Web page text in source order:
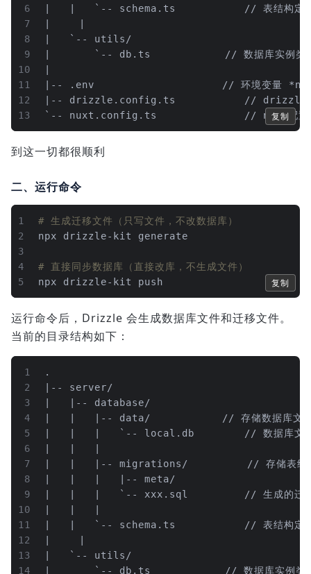
6
7
8
9
10
11
12
13
|   |   `-- schema.ts			// 表
|   `-- utils/
|       `-- db.ts			    // 数据库实
|-- .env						// 环境变量
|-- drizzle.config.ts			//
`-- nuxt.config.ts				//
复制
到这一切都很顺利
二、运行命令
1
2
3
4
5
# 生成迁移文件（只写文件，不改数据库）
npx drizzle-kit generate
# 直接同步数据库（直接改库，不生成文件）
npx drizzle-kit push
复制
运行命令后，Drizzle 会生成数据库文件和迁移文件。
当前的目录结构如下：
1
2
3
4
5
6
7
8
9
10
11
12
13
14
.
|-- server/
|   |-- database/
|   |   |-- data/				// 存储数据库文
|   |   |   `-- local.db        // 数据库文件
|   |   |-- migrations/
|   |   |   |-- meta/
|   |   |   `-- xxx.sql         // 生成的迁移
|   |   `-- schema.ts			// 表
|   `-- utils/
|       `-- db.ts			    // 数据库实例类